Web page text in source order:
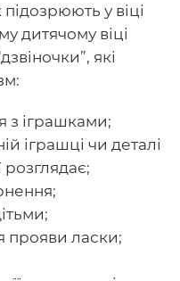
у віці
дитячому віці
які
з іграшками;
іграшці чи деталі
розглядає;
прояви ласки;